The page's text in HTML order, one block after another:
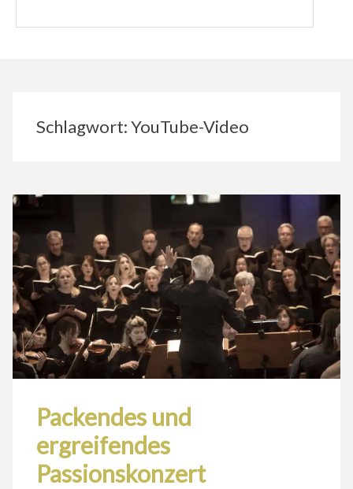
Schlagwort:YouTube-Video
Packendes und
ergreifendes
Passionskonzert